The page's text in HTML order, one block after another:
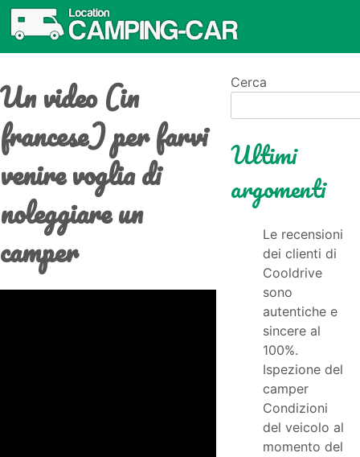
Un video (in
francese) per farvi
venire voglia di
noleggiare un
camper
Cerca
Ultimi
argomenti
Le recensioni
dei clienti di
Cooldrive
sono
autentiche e
sincere al
100%.
Ispezione del
camper
Condizioni
del veicolo al
momento del